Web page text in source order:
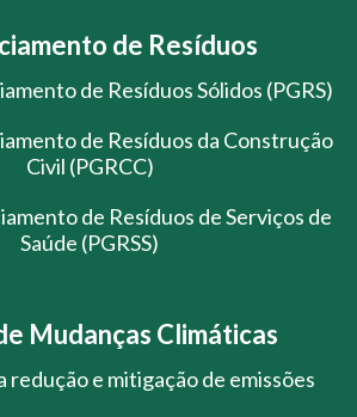
de Resíduos
de Resíduos Sólidos (PGRS)
de Resíduos da Construção
Civil (PGRCC)
de Resíduos de Serviços de
Saúde (PGRSS)
Mudanças Climáticas
redução e mitigação de emissões